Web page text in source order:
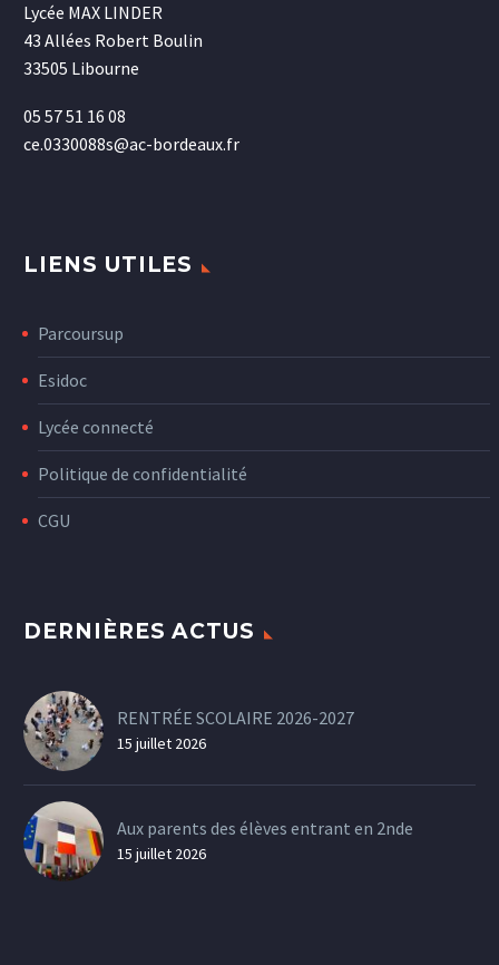
Lycée MAX LINDER
43 Allées Robert Boulin
33505 Libourne
05 57 51 16 08
ce.0330088s@ac-bordeaux.fr
LIENS UTILES
Parcoursup
Esidoc
Lycée connecté
Politique de confidentialité
CGU
DERNIÈRES ACTUS
RENTRÉE SCOLAIRE 2026-2027
15 juillet 2026
Aux parents des élèves entrant en 2nde
15 juillet 2026